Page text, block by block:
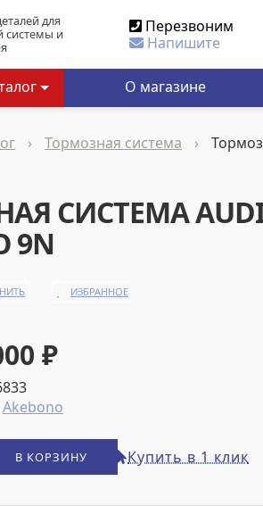
для
системы и
Перезвоним
Напишите
О магазине
› Тормозная система ›
СИСТЕМА
9N
ИЗБРАННОЕ
₽
Akebono
В КОРЗИНУ Купить в 1 клик